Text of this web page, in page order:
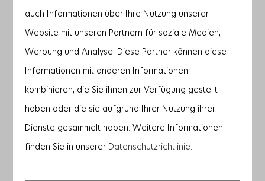
So
Mo
1 Nacht — — —
2 Nächte — —
3 Nächte —
4 Nächte — 1.457 € —
auch Informationen über Ihre Nutzung unserer
Website mit unseren Partnern für soziale Medien,
Werbung und Analyse. Diese Partner können diese
Informationen mit anderen Informationen
kombinieren, die Sie ihnen zur Verfügung gestellt
haben oder die sie aufgrund Ihrer Nutzung ihrer
Dienste gesammelt haben. Weitere Informationen
finden Sie in unserer Datenschutzrichtlinie.